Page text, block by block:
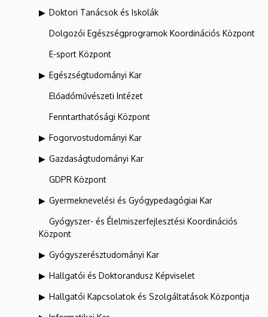
Doktori Tanácsok és Iskolák
Dolgozói Egészségprogramok Koordinációs Központ
E-sport Központ
Egészségtudományi Kar
Előadóművészeti Intézet
Fenntarthatósági Központ
Fogorvostudományi Kar
Gazdaságtudományi Kar
GDPR Központ
Gyermeknevelési és Gyógypedagógiai Kar
Gyógyszer- és Élelmiszerfejlesztési Koordinációs
Központ
Gyógyszerésztudományi Kar
Hallgatói és Doktorandusz Képviselet
Hallgatói Kapcsolatok és Szolgáltatások Központja